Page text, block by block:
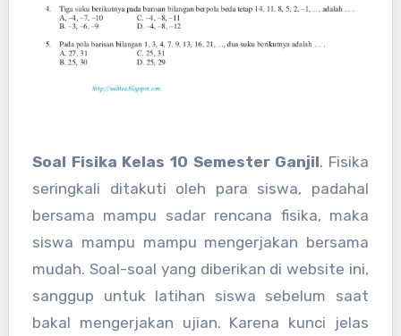
Soal Fisika Kelas 10 Semester Ganjil. Fisika
seringkali ditakuti oleh para siswa, padahal
bersama mampu sadar rencana fisika, maka
siswa mampu mampu mengerjakan bersama
mudah. Soal-soal yang diberikan di website ini,
sanggup untuk latihan siswa sebelum saat
bakal mengerjakan ujian. Karena kunci jelas